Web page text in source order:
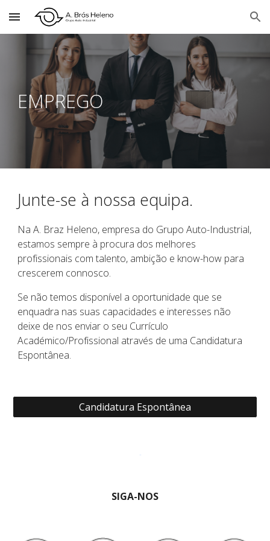
Skip to main content Skip to navigation
EMPREGO
Junte-se à nossa equipa.
Na A. Braz Heleno, empresa do Grupo Auto-Industrial,
estamos sempre à procura dos melhores
profissionais com talento, ambição e know-how para
crescerem connosco.
Se não temos disponível a oportunidade que se
enquadra nas suas capacidades e interesses não
deixe de nos enviar o seu Currículo
Académico/Profissional através de uma Candidatura
Espontânea.
Candidatura Espontânea
SIGA-NOS